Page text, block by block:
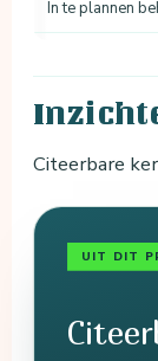
In te plannen
Citeerbare
UIT DIT